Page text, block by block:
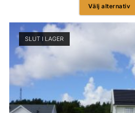
Välj alternativ
SLUT I LAGER